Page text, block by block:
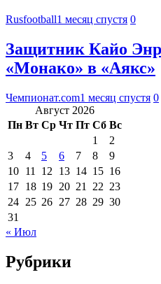
Rusfootball1 месяц спустя 0
Защитник Кайо
«Монако» в «Аякс»
Чемпионат.com1 месяц спустя 0
Август 2026
Пн Вт Ср Чт Пт Сб Вс
1
2
3
4 5 6 7 8
9
10 11 12 13 14 15 16
17 18 19 20 21 22 23
24 25 26 27 28 29 30
31
« Июл
Рубрики